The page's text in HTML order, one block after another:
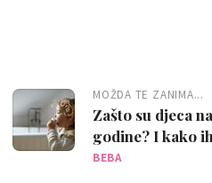
MOŽDA TE ZANIMA...
Zašto su djeca
godine? I kako
BEBA